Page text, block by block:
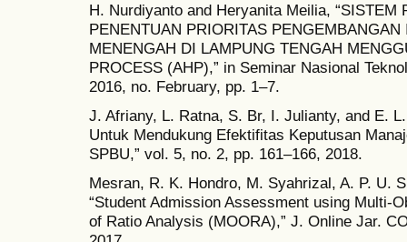
H. Nurdiyanto and Heryanita Meilia, “SISTEM
PENENTUAN PRIORITAS
MENENGAH DI LAMPUNG TENGAH
PROCESS (AHP),” in Seminar Nasional
2016, no. February, pp. 1–7.
J. Afriany, L. Ratna, S. Br, I. Julianty, and E.
Untuk Mendukung Efektifitas Keputusan
SPBU,” vol. 5, no. 2, pp. 161–166, 2018.
Mesran, R. K. Hondro, M. Syahrizal, A. P. U.
“Student Admission Assessment using Multi-
of Ratio Analysis (MOORA),” J. Online Jar.